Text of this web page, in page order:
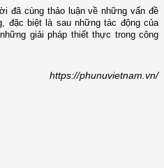
đã cùng thảo luận về những vấn đề
đặc biệt là sau những tác động của
giải pháp thiết thực trong công
https://phunuvietnam.vn/